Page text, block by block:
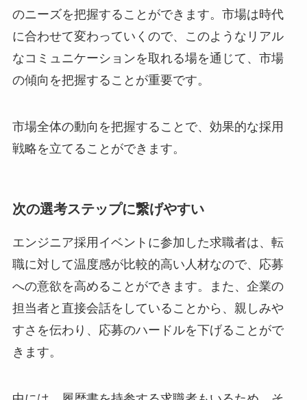
のニーズを把握することができます。市場は時代
に合わせて変わっていくので、このようなリアル
なコミュニケーションを取れる場を通じて、市場
の傾向を把握することが重要です。
市場全体の動向を把握することで、効果的な採用
戦略を立てることができます。
次の選考ステップに繋げやすい
エンジニア採用イベントに参加した求職者は、転
職に対して温度感が比較的高い人材なので、応募
への意欲を高めることができます。また、企業の
担当者と直接会話をしていることから、親しみや
すさを伝わり、応募のハードルを下げることがで
きます。